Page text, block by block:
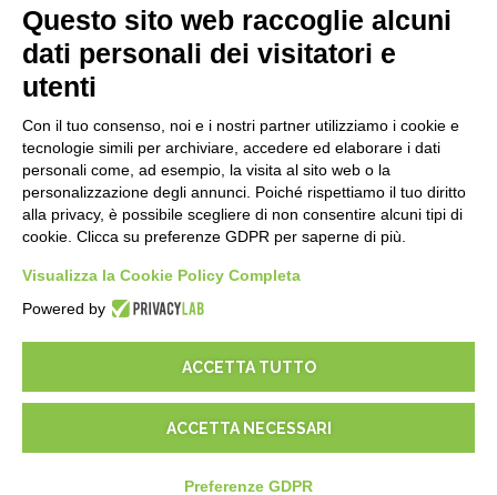
E-Book
Blog
NOTE LEGALI
Informative Privacy
Security Policy
Documentazione contrattuale e GDPR
Condizioni generali di fornitura
Condizioni di vendita
Condizioni del servizio di supporto
Impostazioni cookie
- EUR
Questo sito web raccoglie alcuni
dati personali dei visitatori e
utenti
Con il tuo consenso, noi e i nostri partner utilizziamo i cookie e
tecnologie simili per archiviare, accedere ed elaborare i dati
personali come, ad esempio, la visita al sito web o la
personalizzazione degli annunci. Poiché rispettiamo il tuo diritto
alla privacy, è possibile scegliere di non consentire alcuni tipi di
cookie. Clicca su preferenze GDPR per saperne di più.
Visualizza la Cookie Policy Completa
Powered by
ACCETTA TUTTO
ACCETTA NECESSARI
Preferenze GDPR